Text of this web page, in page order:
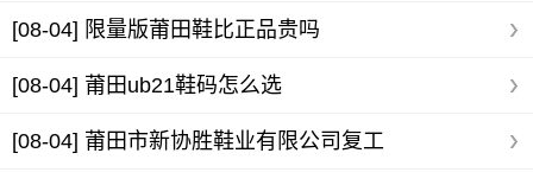
[08-04] 限量版莆田鞋比正品贵吗
[08-04] 莆田ub21鞋码怎么选
[08-04] 莆田市新协胜鞋业有限公司复工